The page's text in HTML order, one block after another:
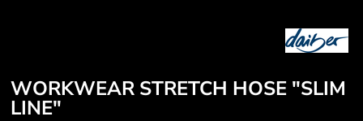
WORKWEAR STRETCH HOSE "SLIM
LINE"